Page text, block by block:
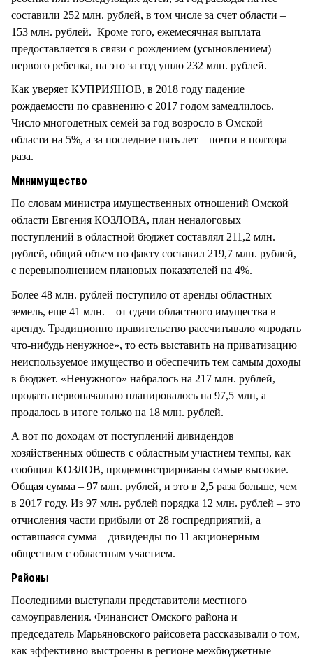
составили 252 млн. рублей, в том числе за счет области –
153 млн. рублей. Кроме того, ежемесячная выплата
предоставляется в связи с рождением (усыновлением)
первого ребенка, на это за год ушло 232 млн. рублей.
Как уверяет КУПРИЯНОВ, в 2018 году падение
рождаемости по сравнению с 2017 годом замедлилось.
Число многодетных семей за год возросло в Омской
области на 5%, а за последние пять лет – почти в полтора
раза.
Минимущество
По словам министра имущественных отношений Омской
области Евгения КОЗЛОВА, план неналоговых
поступлений в областной бюджет составлял 211,2 млн.
рублей, общий объем по факту составил 219,7 млн. рублей,
с перевыполнением плановых показателей на 4%.
Более 48 млн. рублей поступило от аренды областных
земель, еще 41 млн. – от сдачи областного имущества в
аренду. Традиционно правительство рассчитывало «продать
что-нибудь ненужное», то есть выставить на приватизацию
неиспользуемое имущество и обеспечить тем самым доходы
в бюджет. «Ненужного» набралось на 217 млн. рублей,
продать первоначально планировалось на 97,5 млн, а
продалось в итоге только на 18 млн. рублей.
А вот по доходам от поступлений дивидендов
хозяйственных обществ с областным участием темпы, как
сообщил КОЗЛОВ, продемонстрированы самые высокие.
Общая сумма – 97 млн. рублей, и это в 2,5 раза больше, чем
в 2017 году. Из 97 млн. рублей порядка 12 млн. рублей – это
отчисления части прибыли от 28 госпредприятий, а
оставшаяся сумма – дивиденды по 11 акционерным
обществам с областным участием.
Районы
Последними выступали представители местного
самоуправления. Финансист Омского района и
председатель Марьяновского райсовета рассказывали о том,
как эффективно выстроены в регионе межбюджетные